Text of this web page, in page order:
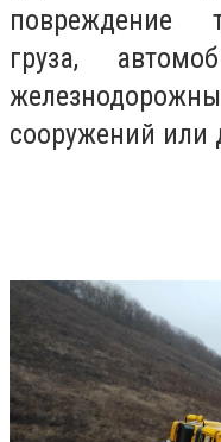
повреждение
груза,
сооружений или